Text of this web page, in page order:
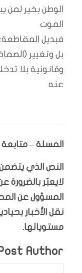
الوطن بخير لمن
الموت
فبديل المقاطعة:
بل وتغيير
وقانونية بلا
عنه
المسلة –
النص الذي يتضمن
لايعبّر
المسؤول عن
نقل الأخبار
مستوياتها.
Author